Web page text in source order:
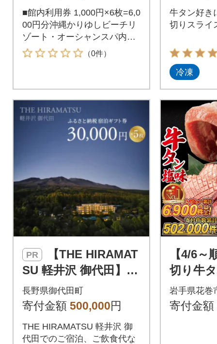
■館内利用券 1,000円×6枚=6,0
00円分沖縄かりゆしビーチリ
ゾート・オーシャンスパ内、
レストランでのお食事やお飲
物、ショップ(地場産品に限
のエステ施術代金として、精
算時に1枚1,000円分の館内利
用券としてご利用いただけま
す。※ご利用は一部対象外の
商品がございます。ご利用時
（0件）
牛タン好き
切りスライ
冷凍
PR
SU 軽井沢 御代田】ふ
るさと納税宿泊ギフ
ト券30,000円×5枚セ
長野県御代田町
寄付金額 500,000円
THE HIRAMATSU 軽井沢 御
代田でのご宿泊、ご飲食代な
【4/6～
切り牛
(500g×2
岩手県花巻
寄付金額